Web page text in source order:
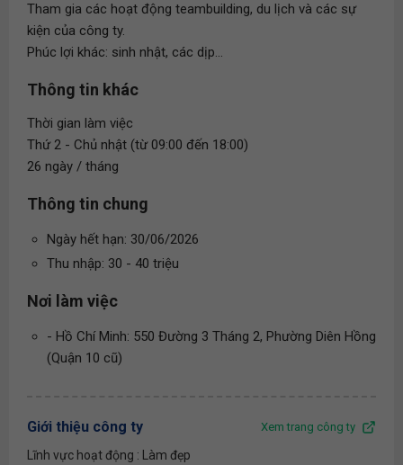
Tham gia các hoạt động teambuilding, du lịch và các sự
kiện của công ty.
Phúc lợi khác: sinh nhật, các dịp...
Thông tin khác
Thời gian làm việc
Thứ 2 - Chủ nhật (từ 09:00 đến 18:00)
26 ngày / tháng
Thông tin chung
Ngày hết hạn: 30/06/2026
Thu nhập: 30 - 40 triệu
Nơi làm việc
- Hồ Chí Minh: 550 Đường 3 Tháng 2, Phường Diên Hồng
(Quận 10 cũ)
Giới thiệu công ty Xem trang công ty
Lĩnh vực hoạt động : Làm đẹp